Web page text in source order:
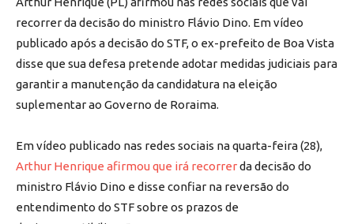
recorrer da decisão do ministro Flávio Dino. Em vídeo
publicado após a decisão do STF, o ex-prefeito de Boa Vista
disse que sua defesa pretende adotar medidas judiciais para
garantir a manutenção da candidatura na eleição
suplementar ao Governo de Roraima.
Em vídeo publicado nas redes sociais na quarta-feira (28),
Arthur Henrique afirmou que irá recorrerda decisão do
ministro Flávio Dino e disse confiar na reversão do
entendimento do STF sobre os prazos de